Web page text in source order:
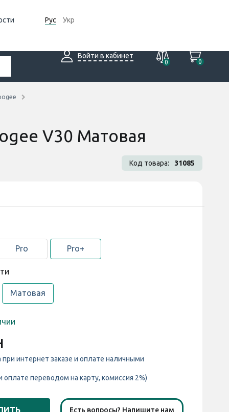
Рус Укр
Войти в кабинет
0
0
V30 Матовая
Код товара: 31085
Pro Pro+
Матовая
при интернет заказе и оплате наличными
оплате переводом на карту, комиссия 2%)
Есть вопросы? Напишите нам